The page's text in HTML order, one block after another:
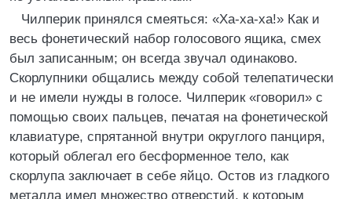
Чилперик принялся смеяться: «Ха-ха-ха!» Как и
весь фонетический набор голосового ящика, смех
был записанным; он всегда звучал одинаково.
Скорлупники общались между собой телепатически
и не имели нужды в голосе. Чилперик «говорил» с
помощью своих пальцев, печатая на фонетической
клавиатуре, спрятанной внутри округлого панциря,
который облегал его бесформенное тело, как
скорлупа заключает в себе яйцо. Остов из гладкого
металла имел множество отверстий, к которым